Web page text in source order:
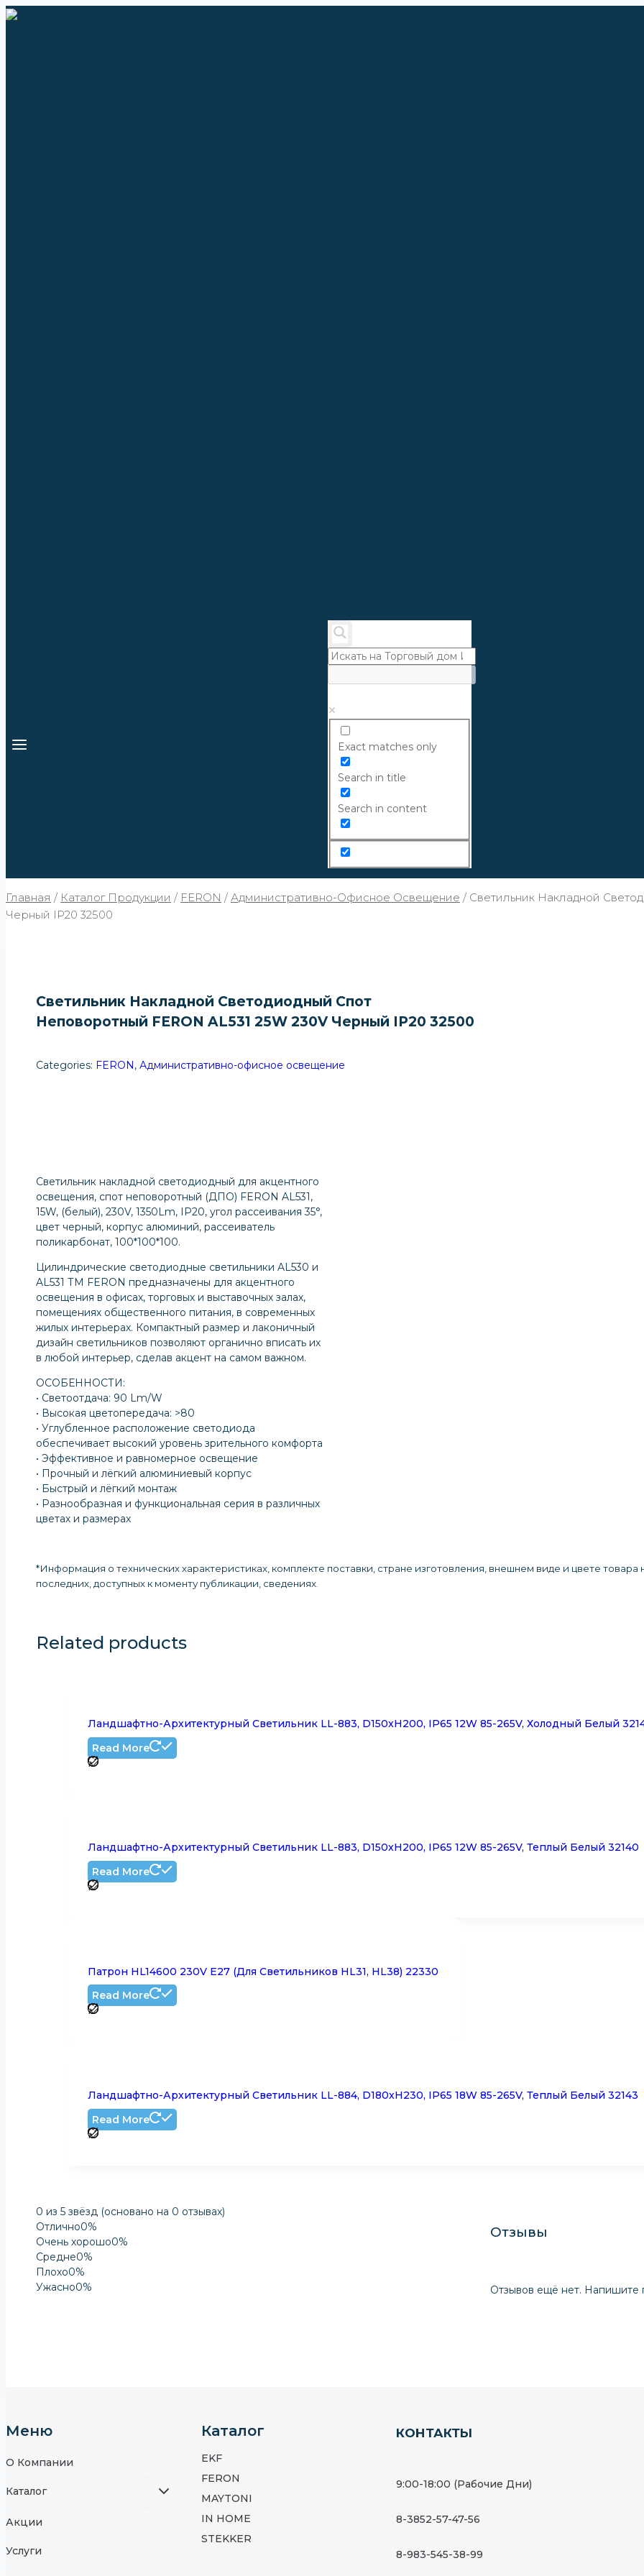
Exact matches only
Search in title
Search in content
Главная / Каталог Продукции / FERON / Административно-Офисное Освещение / Светильник Накладной
Черный IP20 32500
Светильник Накладной Светодиодный Спот
Неповоротный FERON AL531 25W 230V Черный IP20 32500
Categories: FERON, Административно-офисное освещение
Светильник накладной светодиодный для акцентного
освещения, спот неповоротный (ДПО) FERON AL531,
15W, (белый), 230V, 1350Lm, IP20, угол рассеивания 35°,
цвет черный, корпус алюминий, рассеиватель
поликарбонат, 100*100*100.
Цилиндрические светодиодные светильники AL530 и
AL531 ТМ FERON предназначены для акцентного
освещения в офисах, торговых и выставочных залах,
помещениях общественного питания, в современных
жилых интерьерах. Компактный размер и лаконичный
дизайн светильников позволяют органично вписать их
в любой интерьер, сделав акцент на самом важном.
ОСОБЕННОСТИ:
• Светоотдача: 90 Lm/W
• Высокая цветопередача: >80
• Углубленное расположение светодиода
обеспечивает высокий уровень зрительного комфорта
• Эффективное и равномерное освещение
• Прочный и лёгкий алюминиевый корпус
• Быстрый и лёгкий монтаж
• Разнообразная и функциональная серия в различных
цветах и размерах
*Информация о технических характеристиках, комплекте поставки, стране изготовления, внешнем виде и цвете
последних, доступных к моменту публикации, сведениях.
Related products
Ландшафтно-Архитектурный Светильник LL-883, D150xH200, IP65 12W 85-265V, Холодный Белый
Read More
Ландшафтно-Архитектурный Светильник LL-883, D150xH200, IP65 12W 85-265V, Теплый Белый 32140
Read More
Патрон HL14600 230V E27 (для Светильников HL31, HL38) 22330
Read More
Ландшафтно-Архитектурный Светильник LL-884, D180xH230, IP65 18W 85-265V, Теплый Белый 32143
Read More
0 из 5 звёзд (основано на 0 отзывах)
Отлично0%
Очень хорошо0%
Средне0%
Плохо0%
Ужасно0%
Отзывы
Отзывов ещё нет. Напишите
Меню
О Компании
Каталог
Акции
Услуги
Каталог
EKF
FERON
MAYTONI
IN HOME
STEKKER
КОНТАКТЫ
9:00-18:00 (Рабочие Дни)
8-3852-57-47-56
8-983-545-38-99